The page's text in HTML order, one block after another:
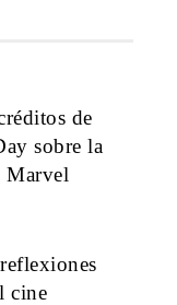
de
sobre la
Marvel
cine